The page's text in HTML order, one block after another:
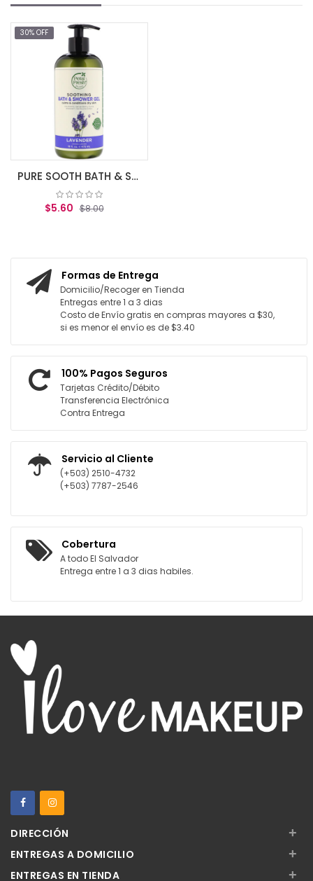
30% OFF
PURE SOOTH BATH & SHOWER GEL LAVENDER
$5.60 $8.00
Formas de Entrega
Domicilio/Recoger en Tienda
Entregas entre 1 a 3 dias
Costo de Envío gratis en compras mayores a $30,
si es menor el envío es de $3.40
100% Pagos Seguros
Tarjetas Crédito/Débito
Transferencia Electrónica
Contra Entrega
Servicio al Cliente
(+503) 2510-4732
(+503) 7787-2546
Cobertura
A todo El Salvador
Entrega entre 1 a 3 dias habiles.
DIRECCIÓN +
ENTREGAS A DOMICILIO +
ENTREGAS EN TIENDA +